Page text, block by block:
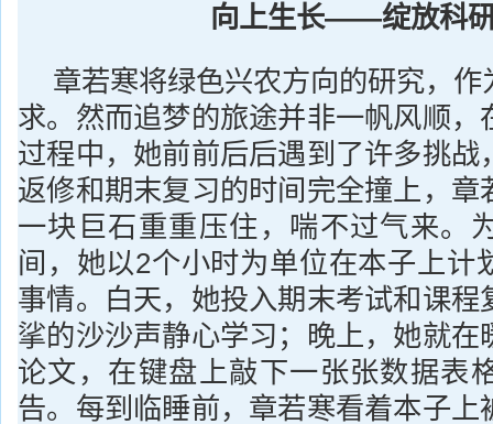
向上生长——绽放科
章若寒将绿色兴农方向的研究，
求。然而追梦的旅途并非一帆风顺，
过程中，她前前后后遇到了许多挑战
返修和期末复习的时间完全撞上，章
一块巨石重重压住，喘不过气来。
间，她以2个小时为单位在本子上计
事情。白天，她投入期末考试和课程
挲的沙沙声静心学习；晚上，她就在
论文，在键盘上敲下一张张数据表
告。每到临睡前，章若寒看着本子上